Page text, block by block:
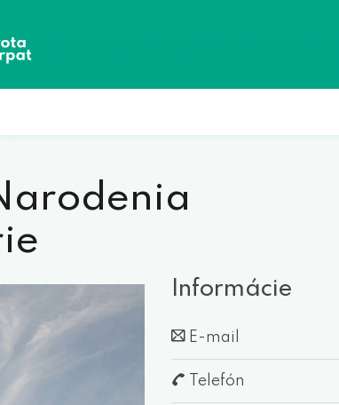
Informácie
E-mail
Telefón